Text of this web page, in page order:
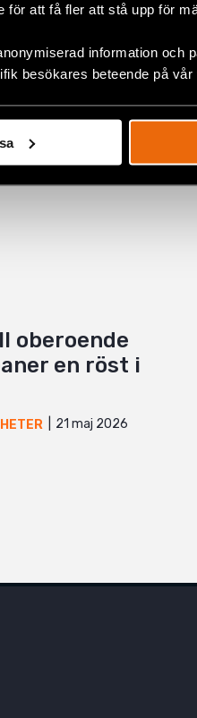
att få fler att stå upp för
information och
besökares beteende på vår
oberoende
en röst i
21 maj 2026